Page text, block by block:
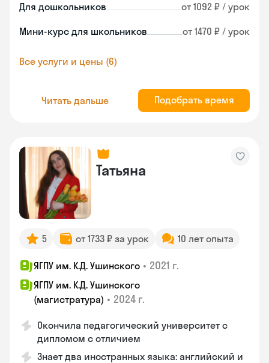
Для дошкольников от 1092 ₽ / урок
Мини-курс для школьников от 1470 ₽ / урок
Все услуги и цены (6)
Читать дальше Подобрать время
Татьяна
5 от 1733 ₽ за урок 10 лет опыта
ЯГПУ им. К.Д. Ушинского • 2021 г.
ЯГПУ им. К.Д. Ушинского
(магистратура) • 2024 г.
Окончила педагогический университет с
дипломом с отличием
Знает два иностранных языка: английский и